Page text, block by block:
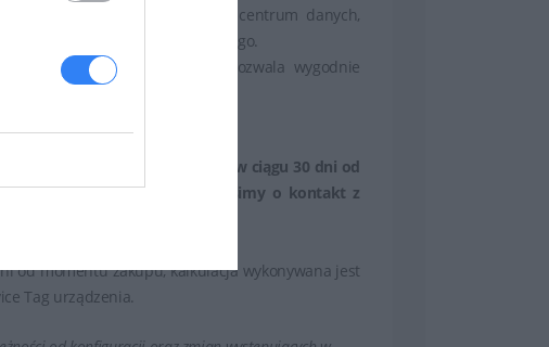
innych producentów do centrum danych,
i oprogramowania wewnętrznego.
zarządzania częściami, co pozwala wygodnie
z zakupionym sprzętem lub w ciągu 30 dni od
rozszerzenia gwarancji prosimy o kontakt z
od momentu zakupu, kalkulacja wykonywana jest
Tag urządzenia.